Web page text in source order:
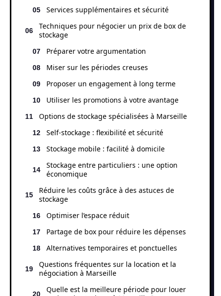
Services supplémentaires et sécurité
Techniques pour négocier un prix de box de
stockage
Préparer votre argumentation
Miser sur les périodes creuses
Proposer un engagement à long terme
Utiliser les promotions à votre avantage
Options de stockage spécialisées à Marseille
Self-stockage : flexibilité et sécurité
Stockage mobile : facilité à domicile
Stockage entre particuliers : une option
économique
Réduire les coûts grâce à des astuces de
stockage
Optimiser l’espace réduit
Partage de box pour réduire les dépenses
Alternatives temporaires et ponctuelles
Questions fréquentes sur la location et la
négociation à Marseille
Quelle est la meilleure période pour louer